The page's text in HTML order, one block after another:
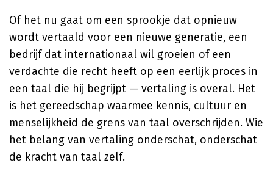
Of het nu gaat om een sprookje dat opnieuw
wordt vertaald voor een nieuwe generatie, een
bedrijf dat internationaal wil groeien of een
verdachte die recht heeft op een eerlijk proces in
een taal die hij begrijpt — vertaling is overal. Het
is het gereedschap waarmee kennis, cultuur en
menselijkheid de grens van taal overschrijden. Wie
het belang van vertaling onderschat, onderschat
de kracht van taal zelf.